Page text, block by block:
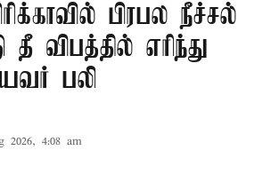
பிரபல நீச்சல்
தீ விபத்தில் எரிந்து
பலி
2026, 4:08 am